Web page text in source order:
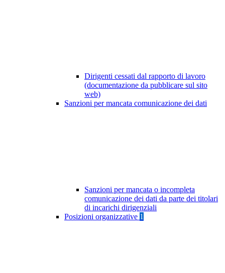
Dirigenti cessati dal rapporto di lavoro
(documentazione da pubblicare sul sito
web)
Sanzioni per mancata comunicazione dei dati
Sanzioni per mancata o incompleta
comunicazione dei dati da parte dei titolari
di incarichi dirigenziali
Posizioni organizzative 1